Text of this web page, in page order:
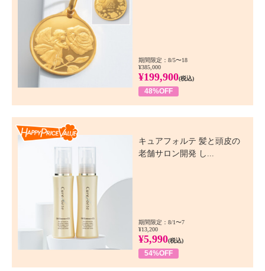
期間限定：8/5〜18
¥385,000
¥199,900(税込)
48%OFF
キュアフォルテ 髪と頭皮の
老舗サロン開発 し...
期間限定：8/1〜7
¥13,200
¥5,990(税込)
54%OFF